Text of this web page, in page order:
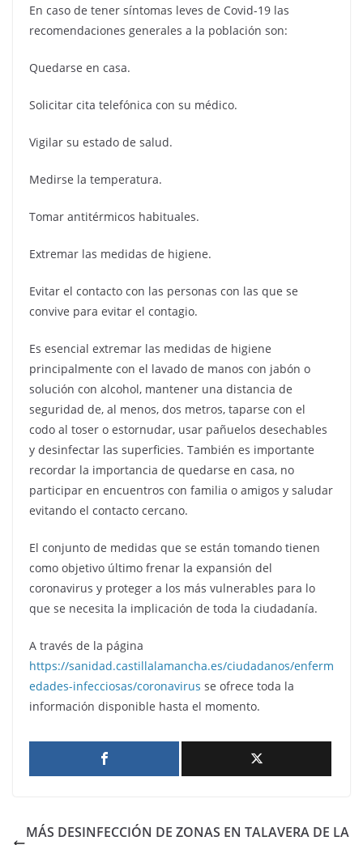
En caso de tener síntomas leves de Covid-19 las
recomendaciones generales a la población son:
Quedarse en casa.
Solicitar cita telefónica con su médico.
Vigilar su estado de salud.
Medirse la temperatura.
Tomar antitérmicos habituales.
Extremar las medidas de higiene.
Evitar el contacto con las personas con las que se
convive para evitar el contagio.
Es esencial extremar las medidas de higiene
principalmente con el lavado de manos con jabón o
solución con alcohol, mantener una distancia de
seguridad de, al menos, dos metros, taparse con el
codo al toser o estornudar, usar pañuelos desechables
y desinfectar las superficies. También es importante
recordar la importancia de quedarse en casa, no
participar en encuentros con familia o amigos y saludar
evitando el contacto cercano.
El conjunto de medidas que se están tomando tienen
como objetivo último frenar la expansión del
coronavirus y proteger a los más vulnerables para lo
que se necesita la implicación de toda la ciudadanía.
A través de la página
https://sanidad.castillalamancha.es/ciudadanos/enferm
edades-infecciosas/coronavirus se ofrece toda la
información disponible hasta el momento.
MÁS DESINFECCIÓN DE ZONAS EN TALAVERA DE LA